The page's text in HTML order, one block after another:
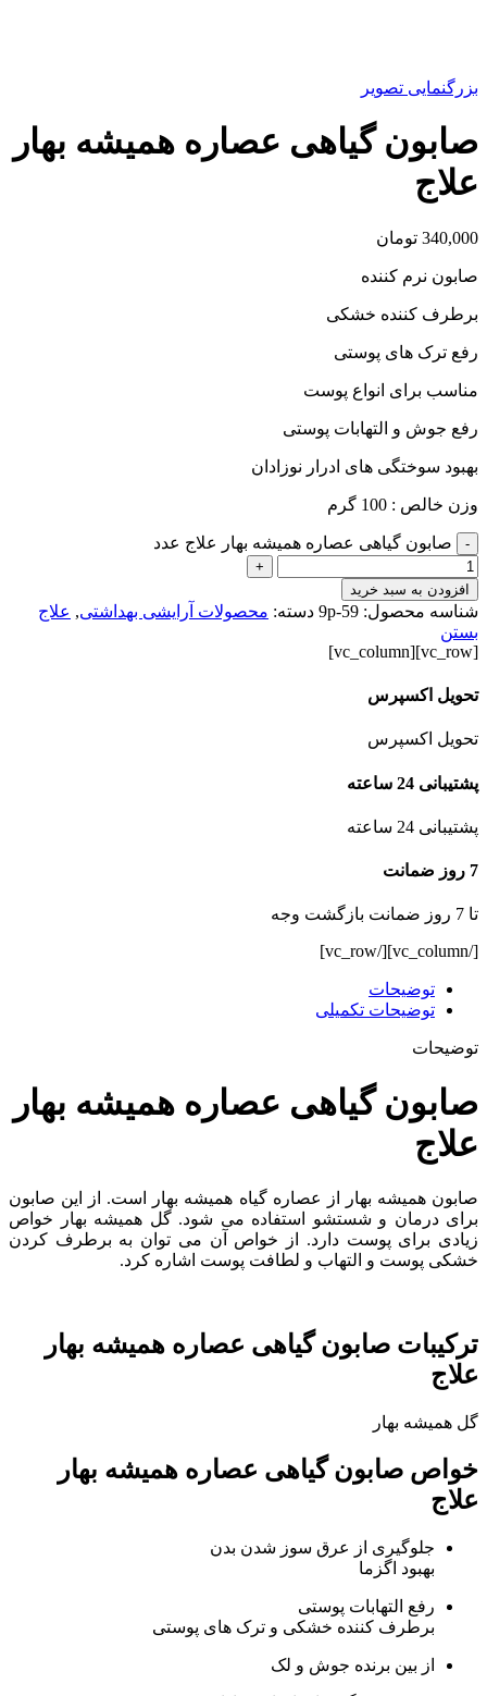
بزرگنمایی تصویر
صابون گیاهی عصاره همیشه بهار
علاج
340,000 تومان
صابون نرم کننده
برطرف کننده خشکی
رفع ترک های پوستی
مناسب برای انواع پوست
رفع جوش و التهابات پوستی
بهبود سوختگی های ادرار نوزادان
وزن خالص : 100 گرم
- صابون گیاهی عصاره همیشه بهار علاج عدد
+
افزودن به سبد خرید
شناسه محصول: 9p-59 دسته: محصولات آرایشی بهداشتی, علاج
بستن
[vc_row][vc_column]
تحویل اکسپرس
تحویل اکسپرس
پشتیبانی 24 ساعته
پشتیبانی 24 ساعته
7 روز ضمانت
تا 7 روز ضمانت بازگشت وجه
[/vc_column][/vc_row]
توضیحات
توضیحات تکمیلی
توضیحات
صابون گیاهی عصاره همیشه بهار
علاج
صابون همیشه بهار از عصاره گیاه همیشه بهار است. از این صابون
برای درمان و شستشو استفاده می شود. گل همیشه بهار خواص
زیادی برای پوست دارد. از خواص آن می توان به برطرف کردن
خشکی پوست و التهاب و لطافت پوست اشاره کرد.
ترکیبات صابون گیاهی عصاره همیشه بهار
علاج
گل همیشه بهار
خواص صابون گیاهی عصاره همیشه بهار
علاج
جلوگیری از عرق سوز شدن بدن
بهبود اگزما
رفع التهابات پوستی
برطرف کننده خشکی و ترک های پوستی
از بین برنده جوش و لک